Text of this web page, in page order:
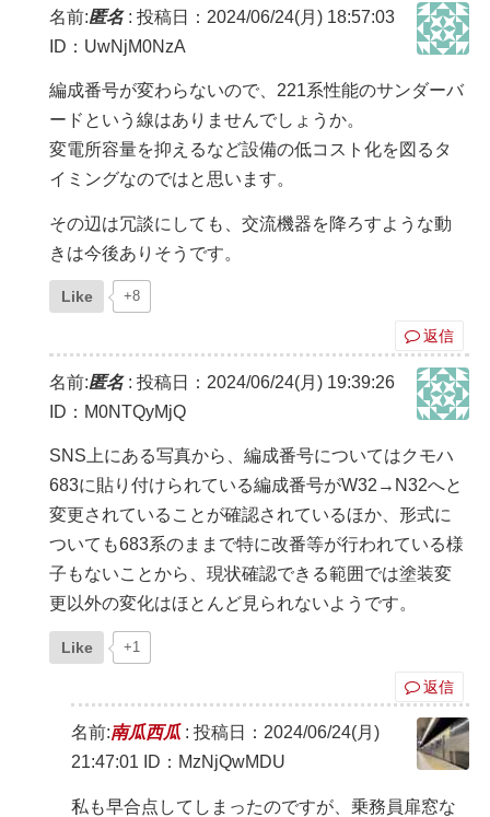
名前:匿名: 投稿日：2024/06/24(月) 18:57:03
ID：UwNjM0NzA
編成番号が変わらないので、221系性能のサンダーバ
ードという線はありませんでしょうか。
変電所容量を抑えるなど設備の低コスト化を図るタ
イミングなのではと思います。
その辺は冗談にしても、交流機器を降ろすような動
きは今後ありそうです。
Like +8
返信
名前:匿名: 投稿日：2024/06/24(月) 19:39:26
ID：M0NTQyMjQ
SNS上にある写真から、編成番号についてはクモハ
683に貼り付けられている編成番号がW32→N32へと
変更されていることが確認されているほか、形式に
ついても683系のままで特に改番等が行われている様
子もないことから、現状確認できる範囲では塗装変
更以外の変化はほとんど見られないようです。
Like +1
返信
名前:南瓜西瓜 : 投稿日：2024/06/24(月)
21:47:01
ID：MzNjQwMDU
私も早合点してしまったのですが、乗務員扉窓な